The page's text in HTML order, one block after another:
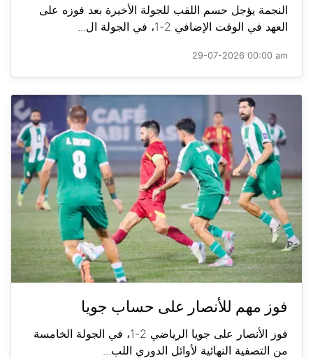
النجمة يؤجل حسم اللقب للجولة الأخيرة بعد فوزه على
العهد في الوقت الإضافي 2-1، في الجولة ال...
29-07-2026 00:00 am
فوز مهم للأنصار على حساب جويا
فوز الأنصار على جويا الرياضي 2-1، في الجولة الخامسة
من التصفية النهائية لأوائل الدوري اللب...